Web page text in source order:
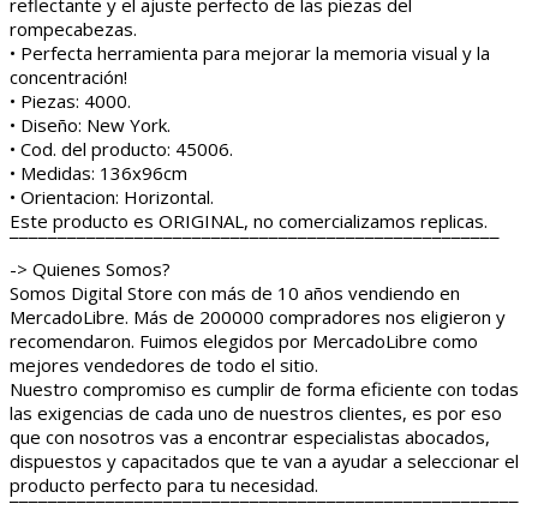
reflectante y el ajuste perfecto de las piezas del
rompecabezas.
• Perfecta herramienta para mejorar la memoria visual y la
concentración!
• Piezas: 4000.
• Diseño: New York.
• Cod. del producto: 45006.
• Medidas: 136x96cm
• Orientacion: Horizontal.
Este producto es ORIGINAL, no comercializamos replicas.
¯¯¯¯¯¯¯¯¯¯¯¯¯¯¯¯¯¯¯¯¯¯¯¯¯¯¯¯¯¯¯¯¯¯¯¯¯¯¯¯¯¯¯¯¯¯¯¯¯¯¯
-> Quienes Somos?
Somos Digital Store con más de 10 años vendiendo en
MercadoLibre. Más de 200000 compradores nos eligieron y
recomendaron. Fuimos elegidos por MercadoLibre como
mejores vendedores de todo el sitio.
Nuestro compromiso es cumplir de forma eficiente con todas
las exigencias de cada uno de nuestros clientes, es por eso
que con nosotros vas a encontrar especialistas abocados,
dispuestos y capacitados que te van a ayudar a seleccionar el
producto perfecto para tu necesidad.